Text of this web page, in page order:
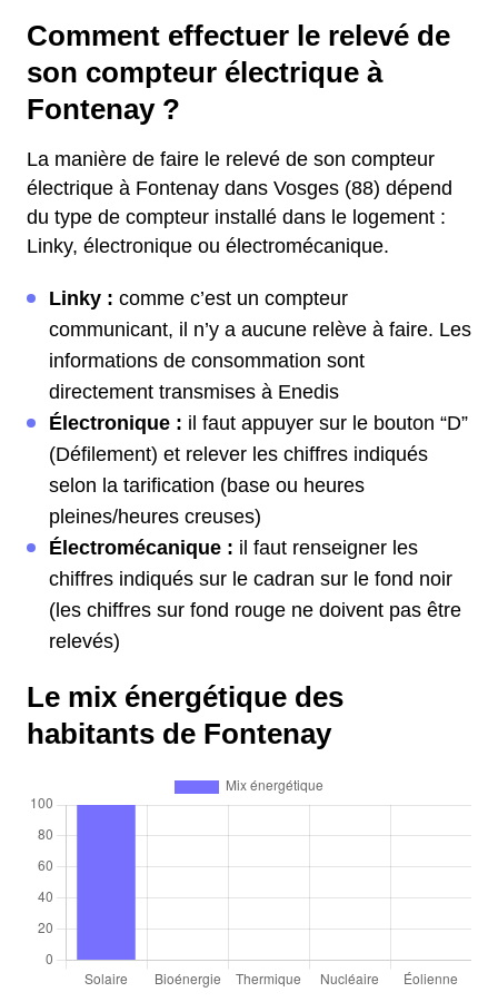
Comment effectuer le relevé de
son compteur électrique à
Fontenay ?
La manière de faire le relevé de son compteur
électrique à Fontenay dans Vosges (88) dépend
du type de compteur installé dans le logement :
Linky, électronique ou électromécanique.
Linky : comme c’est un compteur
communicant, il n’y a aucune relève à faire. Les
informations de consommation sont
directement transmises à Enedis
Électronique : il faut appuyer sur le bouton “D”
(Défilement) et relever les chiffres indiqués
selon la tarification (base ou heures
pleines/heures creuses)
Électromécanique : il faut renseigner les
chiffres indiqués sur le cadran sur le fond noir
(les chiffres sur fond rouge ne doivent pas être
relevés)
Le mix énergétique des
habitants de Fontenay